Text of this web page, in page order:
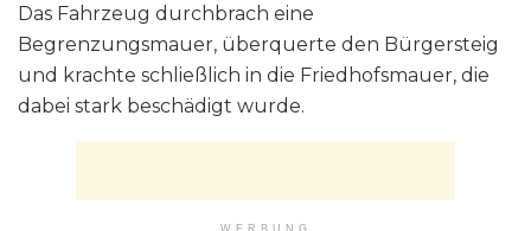
Das Fahrzeug durchbrach eine
Begrenzungsmauer, überquerte den Bürgersteig
und krachte schließlich in die Friedhofsmauer, die
dabei stark beschädigt wurde.
WERBUNG